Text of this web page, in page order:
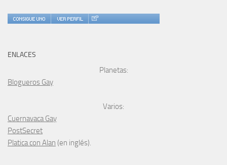
ENLACES
Planetas:
Blogueros Gay
Varios:
Cuernavaca Gay
PostSecret
Platica con Alan (en inglés).